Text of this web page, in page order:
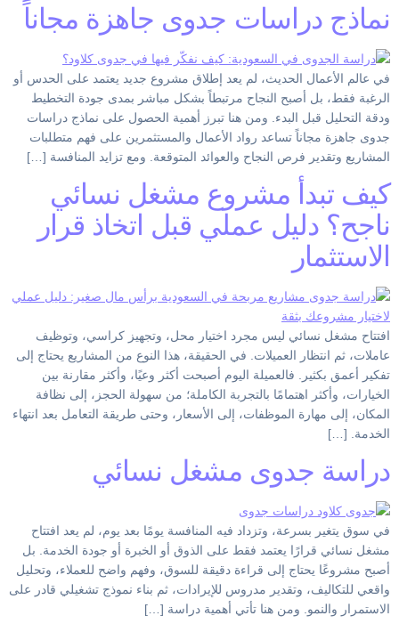
نماذج دراسات جدوى جاهزة مجاناً
في عالم الأعمال الحديث، لم يعد إطلاق مشروع جديد يعتمد على الحدس أو
الرغبة فقط، بل أصبح النجاح مرتبطاً بشكل مباشر بمدى جودة التخطيط
ودقة التحليل قبل البدء. ومن هنا تبرز أهمية الحصول على نماذج دراسات
جدوى جاهزة مجاناً تساعد رواد الأعمال والمستثمرين على فهم متطلبات
المشاريع وتقدير فرص النجاح والعوائد المتوقعة. ومع تزايد المنافسة […]
كيف تبدأ مشروع مشغل نسائي
ناجح؟ دليل عملي قبل اتخاذ قرار
الاستثمار
افتتاح مشغل نسائي ليس مجرد اختيار محل، وتجهيز كراسي، وتوظيف
عاملات، ثم انتظار العميلات. في الحقيقة، هذا النوع من المشاريع يحتاج إلى
تفكير أعمق بكثير. فالعميلة اليوم أصبحت أكثر وعيًا، وأكثر مقارنة بين
الخيارات، وأكثر اهتمامًا بالتجربة الكاملة؛ من سهولة الحجز، إلى نظافة
المكان، إلى مهارة الموظفات، إلى الأسعار، وحتى طريقة التعامل بعد انتهاء
الخدمة. […]
دراسة جدوى مشغل نسائي
في سوق يتغير بسرعة، وتزداد فيه المنافسة يومًا بعد يوم، لم يعد افتتاح
مشغل نسائي قرارًا يعتمد فقط على الذوق أو الخبرة أو جودة الخدمة. بل
أصبح مشروعًا يحتاج إلى قراءة دقيقة للسوق، وفهم واضح للعملاء، وتحليل
واقعي للتكاليف، وتقدير مدروس للإيرادات، ثم بناء نموذج تشغيلي قادر على
الاستمرار والنمو. ومن هنا تأتي أهمية دراسة […]